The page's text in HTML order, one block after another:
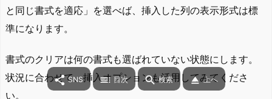
と同じ書式を適応」を選べば、挿入した列の表示形式は標
準になります。
書式のクリアは何の書式も選ばれていない状態にします。
状況に合わせて、挿入オプションも活用してみてくださ
い。
 SNS  目次  検索  上へ